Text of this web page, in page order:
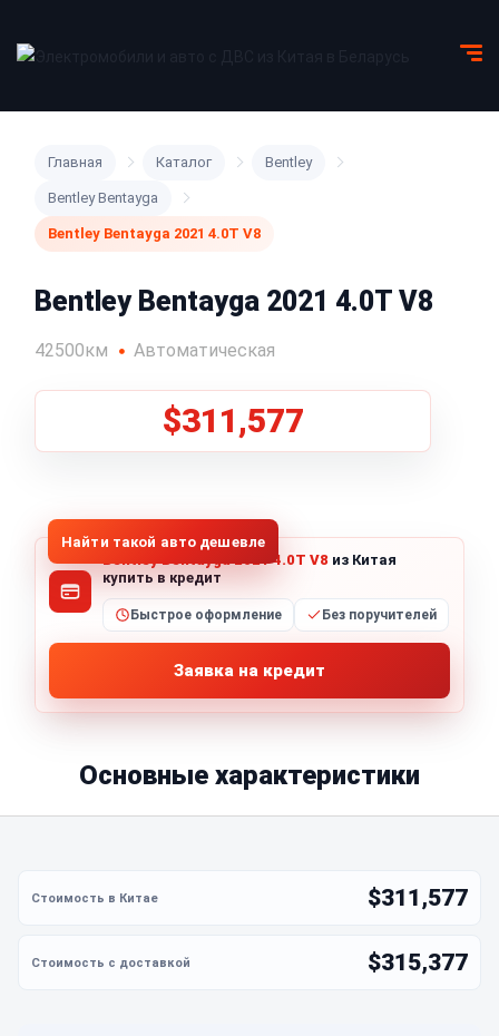
Главная Каталог Bentley
Bentley Bentayga
Bentley Bentayga 2021 4.0T V8
Bentley Bentayga 2021 4.0T V8
42500км Автоматическая
$311,577
Найти такой авто дешевле
Bentley Bentayga 2021 4.0T V8 из Китая
купить в кредит
Быстрое оформление Без поручителей
Заявка на кредит
Основные характеристики
$311,577
$315,377